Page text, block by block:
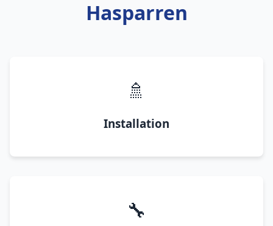
Hasparren
🚿
Installation
🔧